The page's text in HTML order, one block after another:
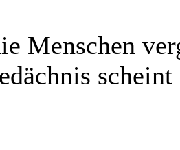
Menschen